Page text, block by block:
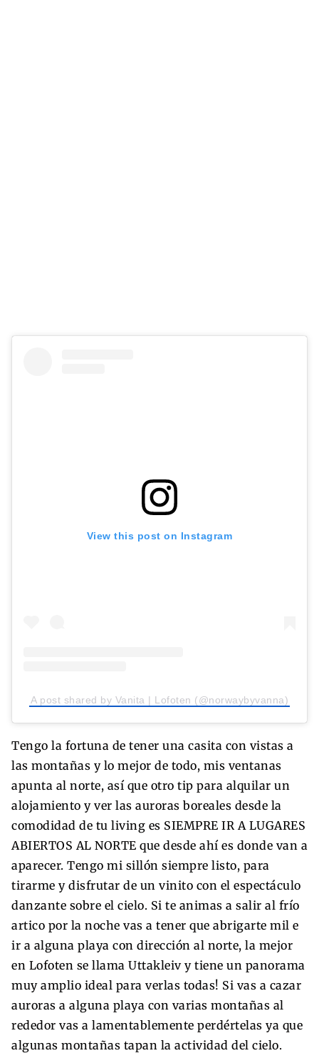
View this post on Instagram
A post shared by Vanita | Lofoten (@norwaybyvanna)
Tengo la fortuna de tener una casita con vistas a
las montañas y lo mejor de todo, mis ventanas
apunta al norte, así que otro tip para alquilar un
alojamiento y ver las auroras boreales desde la
comodidad de tu living es SIEMPRE IR A LUGARES
ABIERTOS AL NORTE que desde ahí es donde van a
aparecer. Tengo mi sillón siempre listo, para
tirarme y disfrutar de un vinito con el espectáculo
danzante sobre el cielo. Si te animas a salir al frío
artico por la noche vas a tener que abrigarte mil e
ir a alguna playa con dirección al norte, la mejor
en Lofoten se llama Uttakleiv y tiene un panorama
muy amplio ideal para verlas todas! Si vas a cazar
auroras a alguna playa con varias montañas al
rededor vas a lamentablemente perdértelas ya que
algunas montañas tapan la actividad del cielo.